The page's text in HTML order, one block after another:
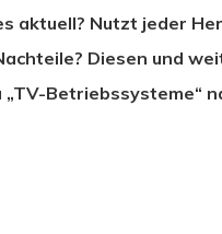
aktuell? Nutzt jeder
Diesen und
Betriebssysteme“